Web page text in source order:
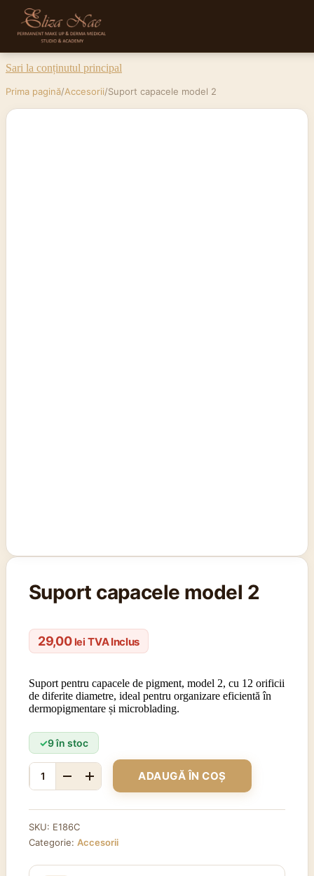
Sari la conținutul principal
Prima pagină/Accesorii/Suport capacele model 2
Suport capacele model 2
29,00lei TVA Inclus
Suport pentru capacele de pigment, model 2, cu 12 orificii
de diferite diametre, ideal pentru organizare eficientă în
dermopigmentare și microblading.
9 în stoc
Cantitate
Suport
2
ADAUGĂ ÎN COȘ
SKU: E186C
Categorie: Accesorii